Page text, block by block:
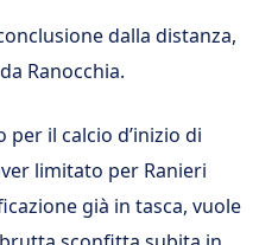
dalla distanza,
Ranocchia.
per il calcio d’inizio di
limitato per Ranieri
già in tasca, vuole